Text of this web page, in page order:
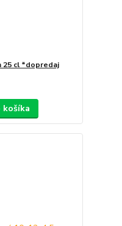
25 cl *dopredaj
košíka